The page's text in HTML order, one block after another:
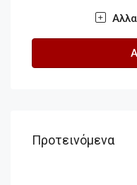
Προτεινόμενα